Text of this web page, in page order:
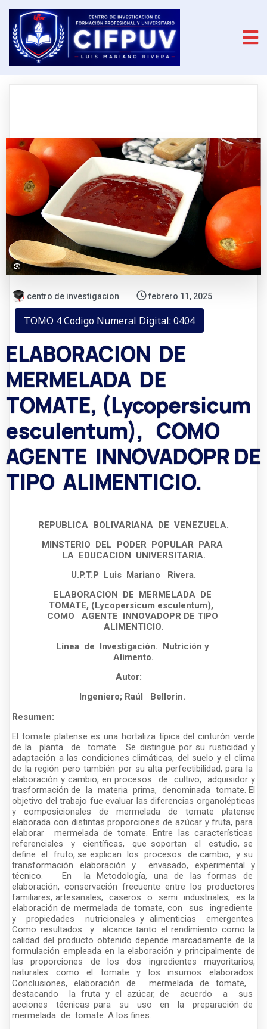
centro de investigacion febrero 11, 2025
TOMO 4 Codigo Numeral Digital: 0404
ELABORACION DE
MERMELADA DE
TOMATE, (Lycopersicum
esculentum), COMO
AGENTE INNOVADOPR DE
TIPO ALIMENTICIO.
REPUBLICA BOLIVARIANA DE VENEZUELA.
MINSTERIO DEL PODER POPULAR PARA
LA EDUCACION UNIVERSITARIA.
U.P.T.P Luis Mariano Rivera.
ELABORACION DE MERMELADA DE
TOMATE, (Lycopersicum esculentum),
COMO AGENTE INNOVADOPR DE TIPO
ALIMENTICIO.
Línea de Investigación. Nutrición y
Alimento.
Autor:
Ingeniero; Raúl Bellorin.
Resumen:
El tomate platense es una hortaliza típica del cinturón verde
de la planta de tomate. Se distingue por su rusticidad y
adaptación a las condiciones climáticas, del suelo y el clima
de la región pero también por su alta perfectibilidad, para la
elaboración y cambio, en procesos de cultivo, adquisidor y
trasformación de la materia prima, denominada tomate. El
objetivo del trabajo fue evaluar las diferencias organolépticas
y composicionales de mermelada de tomate platense
elaborada con distintas proporciones de azúcar y fruta, para
elaborar mermelada de tomate. Entre las características
referenciales y científicas, que soportan el estudio, se
define el fruto, se explican los procesos de cambio, y su
transformación elaboración y envasado, experimental y
técnico. En la Metodología, una de las formas de
elaboración, conservación frecuente entre los productores
familiares, artesanales, caseros o semi industriales, es la
elaboración de mermelada de tomate, con sus ingrediente
y propiedades nutricionales y alimenticias emergentes.
Como resultados y alcance tanto el rendimiento como la
calidad del producto obtenido depende marcadamente de la
formulación empleada en la elaboración y principalmente de
las proporciones de los dos ingredientes mayoritarios,
naturales como el tomate y los insumos elaborados.
Conclusiones, elaboración de mermelada de tomate,
destacando la fruta y el azúcar, de acuerdo a sus
acciones técnicas para su uso en la preparación de
mermelada de tomate. A los fines.